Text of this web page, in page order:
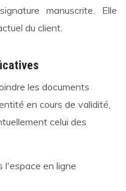
manuscrite. Elle
du client.
les documents
en cours de validité,
celui des
l'espace en ligne